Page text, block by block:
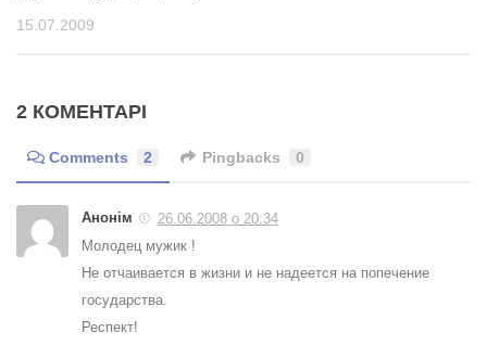
15.07.2009
2 КОМЕНТАРІ
Comments 2 Pingbacks 0
Анонім
26.06.2008 о 20:34
Молодец мужик !
Не отчаивается в жизни и не надеется на попечение
государства.
Респект!